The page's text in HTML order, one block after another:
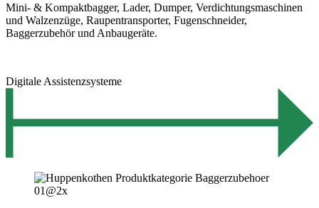
Mini- & Kompaktbagger, Lader, Dumper, Verdichtungsmaschinen
und Walzenzüge, Raupentransporter, Fugenschneider,
Baggerzubehör und Anbaugeräte.
Digitale Assistenzsysteme